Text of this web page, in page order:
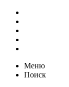
Меню
Поиск